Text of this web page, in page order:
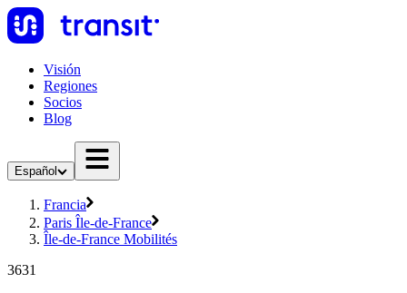
Visión
Regiones
Socios
Blog
Español
Francia
Paris Île-de-France
Île-de-France Mobilités
3631